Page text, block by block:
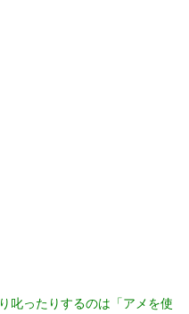
叱ったりするのは「アメを使